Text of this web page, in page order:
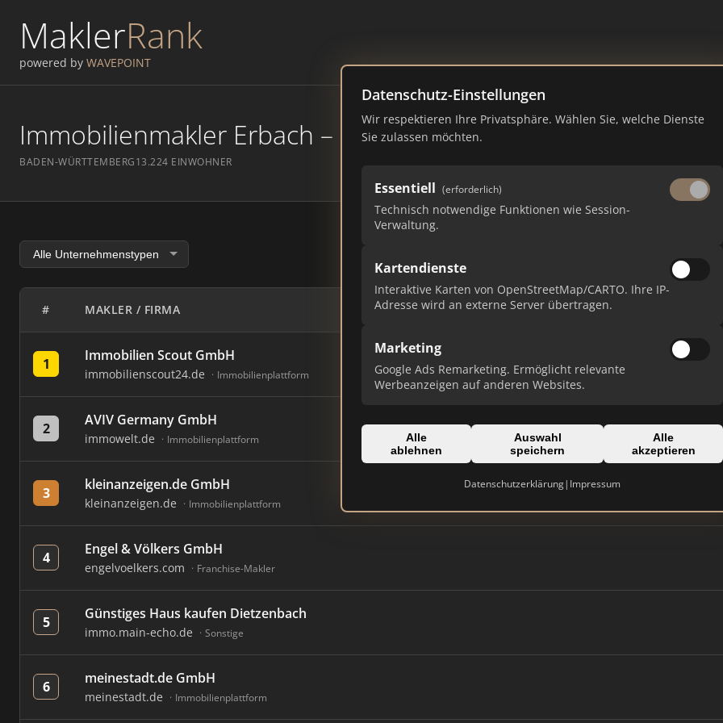
MaklerRank
powered by WAVEPOINT
Datenschutz-Einstellungen
Wir respektieren Ihre Privatsphäre. Wählen Sie, welche Dienste
Sie zulassen möchten.
Essentiell (erforderlich)
Technisch notwendige Funktionen wie Session-
Verwaltung.
Kartendienste
Interaktive Karten von OpenStreetMap/CARTO. Ihre IP-
Adresse wird an externe Server übertragen.
Marketing
Google Ads Remarketing. Ermöglicht relevante
Werbeanzeigen auf anderen Websites.
Alle
ablehnen
Auswahl
speichern
Alle
akzeptieren
Datenschutzerklärung| Impressum
Immobilienmakler Erbach – Ranking Juli 2026
BADEN-WÜRTTEMBERG13.224 EINWOHNER
# MAKLER / FIRMA
1 Immobilien Scout GmbH
immobilienscout24.de Immobilienplattform
2 AVIV Germany GmbH
immowelt.de Immobilienplattform
3 kleinanzeigen.de GmbH
kleinanzeigen.de Immobilienplattform
4 Engel & Völkers GmbH
engelvoelkers.com Franchise-Makler
5 Günstiges Haus kaufen Dietzenbach
immo.main-echo.de Sonstige
6 meinestadt.de GmbH
meinestadt.de Immobilienplattform